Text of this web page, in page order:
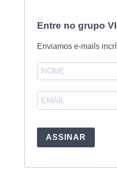
Entre no grupo
Enviamos e-mails
ASSINAR